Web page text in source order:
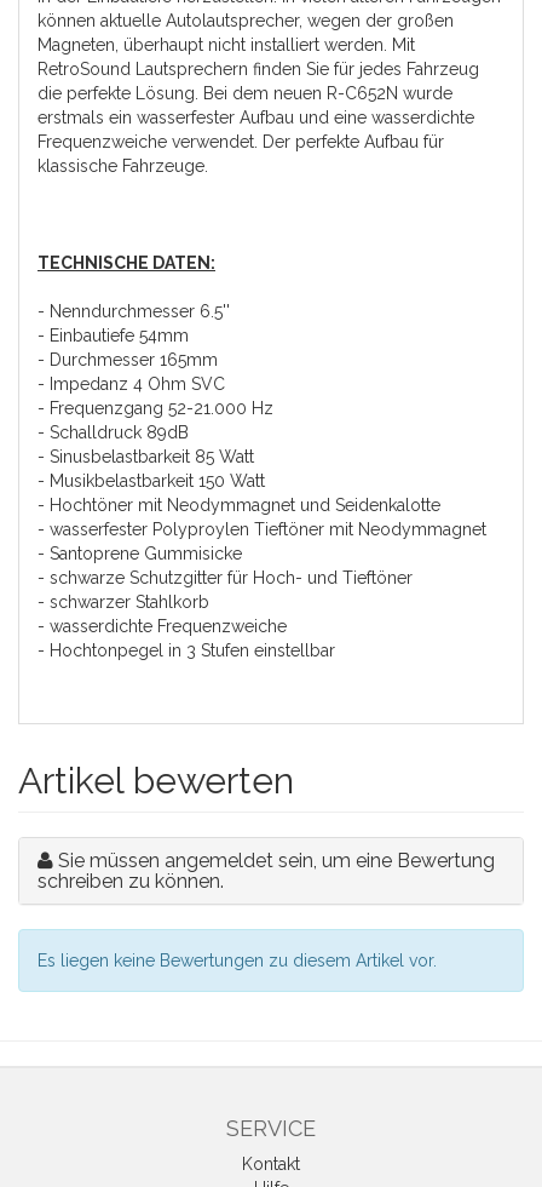
können aktuelle Autolautsprecher, wegen der großen
Magneten, überhaupt nicht installiert werden. Mit
RetroSound Lautsprechern finden Sie für jedes Fahrzeug
die perfekte Lösung. Bei dem neuen R-C652N wurde
erstmals ein wasserfester Aufbau und eine wasserdichte
Frequenzweiche verwendet. Der perfekte Aufbau für
klassische Fahrzeuge.
TECHNISCHE DATEN:
- Nenndurchmesser 6.5''
- Einbautiefe 54mm
- Durchmesser 165mm
- Impedanz 4 Ohm SVC
- Frequenzgang 52-21.000 Hz
- Schalldruck 89dB
- Sinusbelastbarkeit 85 Watt
- Musikbelastbarkeit 150 Watt
- Hochtöner mit Neodymmagnet und Seidenkalotte
- wasserfester Polyproylen Tieftöner mit Neodymmagnet
- Santoprene Gummisicke
- schwarze Schutzgitter für Hoch- und Tieftöner
- schwarzer Stahlkorb
- wasserdichte Frequenzweiche
- Hochtonpegel in 3 Stufen einstellbar
Artikel bewerten
Sie müssen angemeldet sein, um eine Bewertung
schreiben zu können.
Es liegen keine Bewertungen zu diesem Artikel vor.
SERVICE
Kontakt